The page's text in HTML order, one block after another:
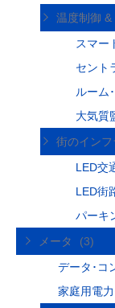
温度制御 &
スマー
セント
ルーム
大気質
街のインフ
LED交
LED街
パーキ
メータ
(3)
データ･コ
家庭用電